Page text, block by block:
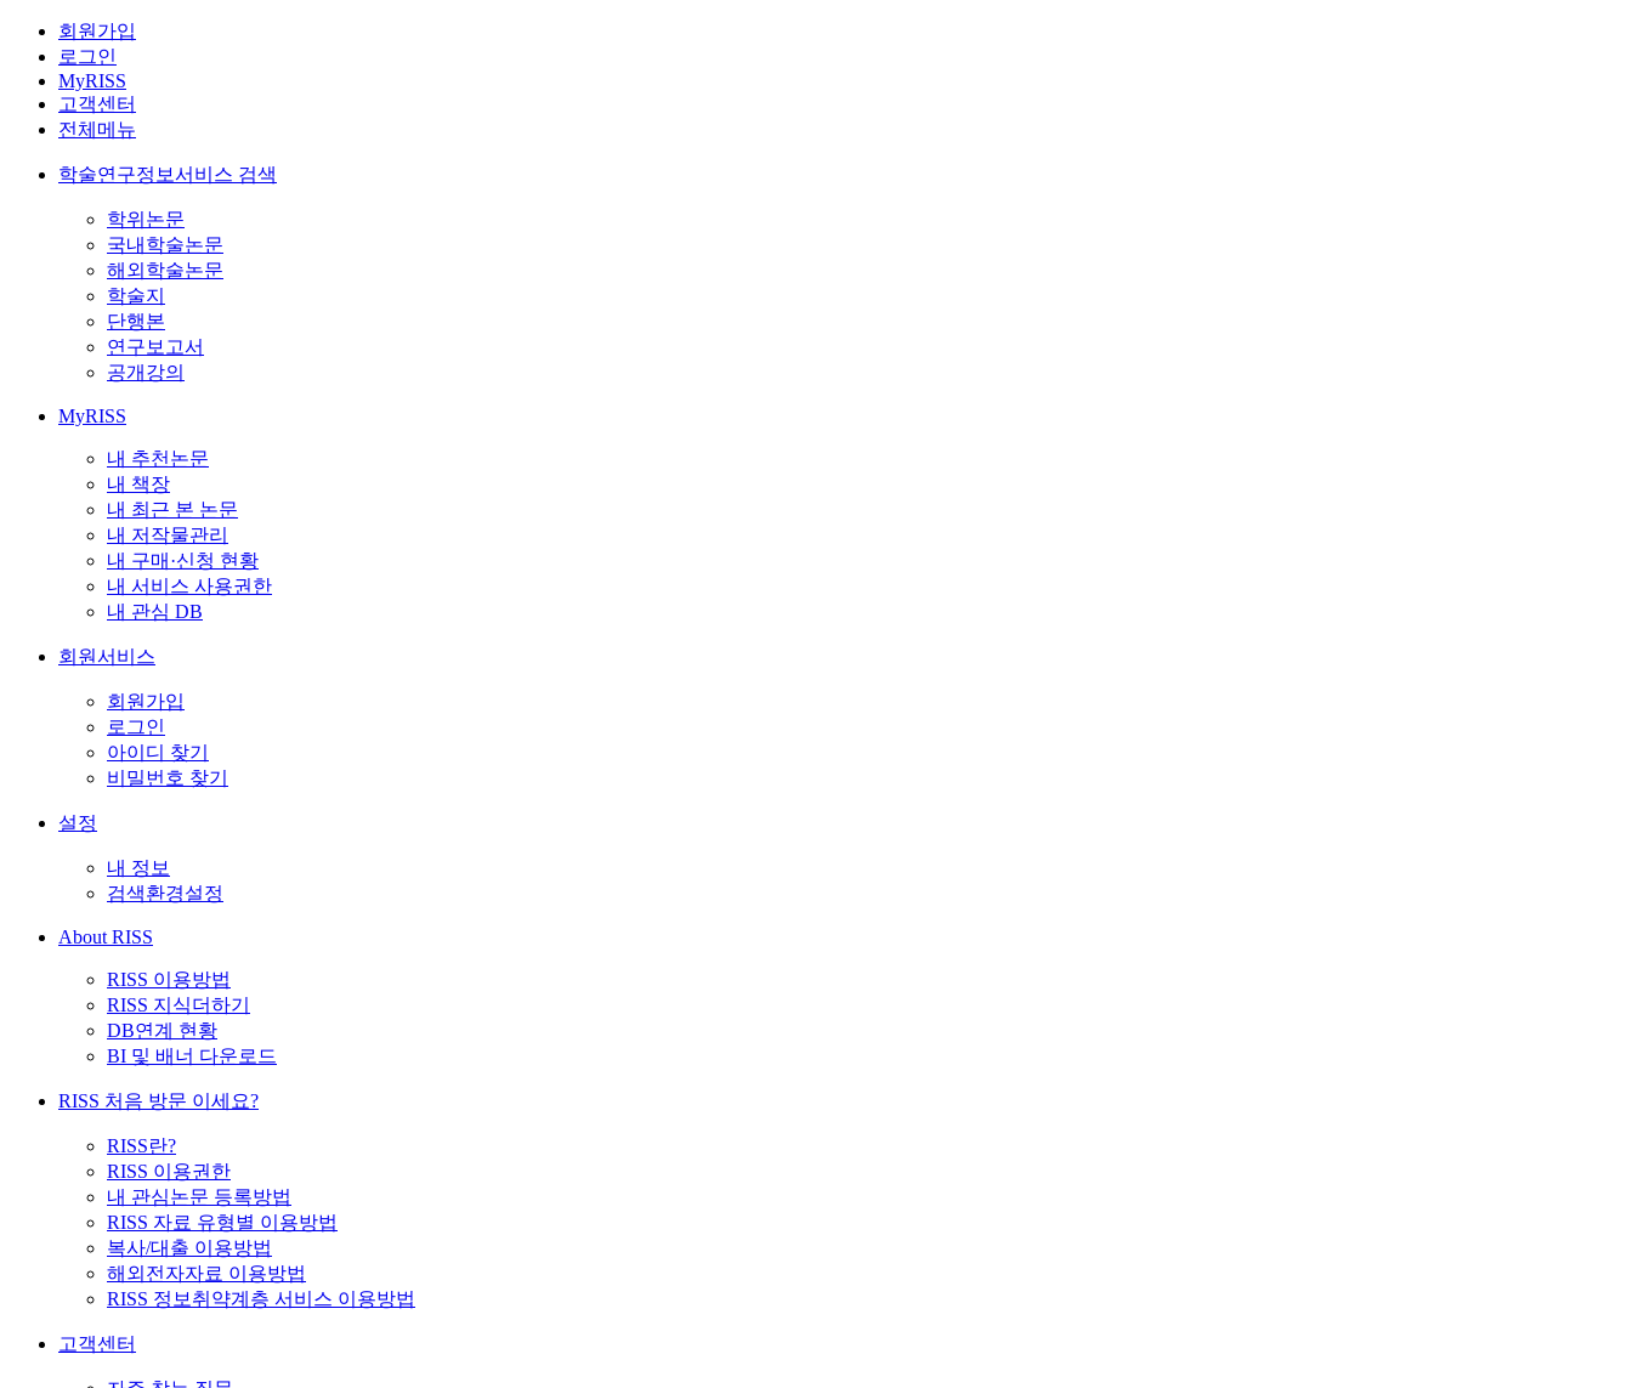
회원가입
로그인
MyRISS
고객센터
전체메뉴
학술연구정보서비스 검색
학위논문
국내학술논문
해외학술논문
학술지
단행본
연구보고서
공개강의
MyRISS
내 추천논문
내 책장
내 최근 본 논문
내 저작물관리
내 구매·신청 현황
내 서비스 사용권한
내 관심 DB
회원서비스
회원가입
로그인
아이디 찾기
비밀번호 찾기
설정
내 정보
검색환경설정
About RISS
RISS 이용방법
RISS 지식더하기
DB연계 현황
BI 및 배너 다운로드
RISS 처음 방문 이세요?
RISS란?
RISS 이용권한
내 관심논문 등록방법
RISS 자료 유형별 이용방법
복사/대출 이용방법
해외전자자료 이용방법
RISS 정보취약계층 서비스 이용방법
고객센터